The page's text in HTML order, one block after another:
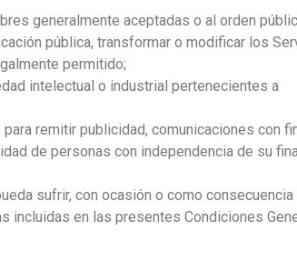
generalmente aceptadas o al orden
pública, transformar o modificar los
permitido;
intelectual o industrial pertenecientes a
remitir publicidad, comunicaciones con
de personas con independencia de su
sufrir, con ocasión o como consecuencia
incluidas en las presentes Condiciones